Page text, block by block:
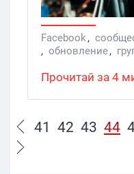
Facebook,
, обновление,
Прочитай за 4
41 42 43 44